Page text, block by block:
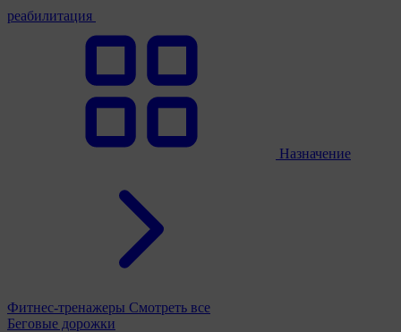
реабилитация
Назначение
Фитнес-тренажеры Смотреть все
Беговые дорожки